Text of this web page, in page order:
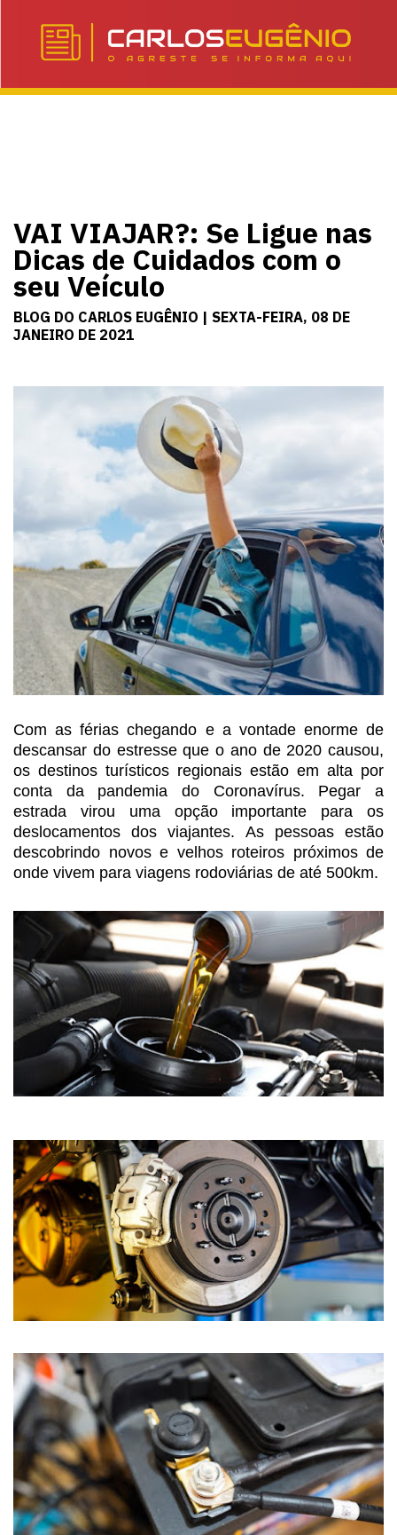
VAI VIAJAR?: Se Ligue nas
Dicas de Cuidados com o
seu Veículo
BLOG DO CARLOS EUGÊNIO | SEXTA-FEIRA, 08 DE
JANEIRO DE 2021
Com as férias chegando e avontade enorme de
descansar do estresse que o ano de 2020 causou,
os destinos turísticos regionais estão em alta por
conta da pandemia do Coronavírus. Pegar a
estrada virou uma opção importante para os
deslocamentos dos viajantes. Aspessoas estão
descobrindo novos e velhos roteiros próximos de
onde vivem para viagens rodoviárias de até 500km.